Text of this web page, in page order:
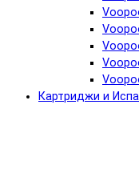
Картриджи и